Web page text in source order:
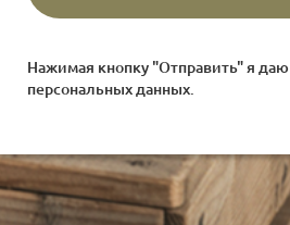
Нажимая кнопку "Отправить" я даю
персональных данных